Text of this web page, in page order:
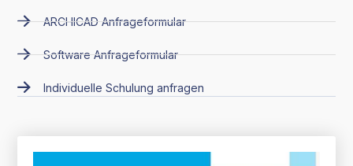
ARCHICAD Anfrageformular
Software Anfrageformular
Individuelle Schulung anfragen